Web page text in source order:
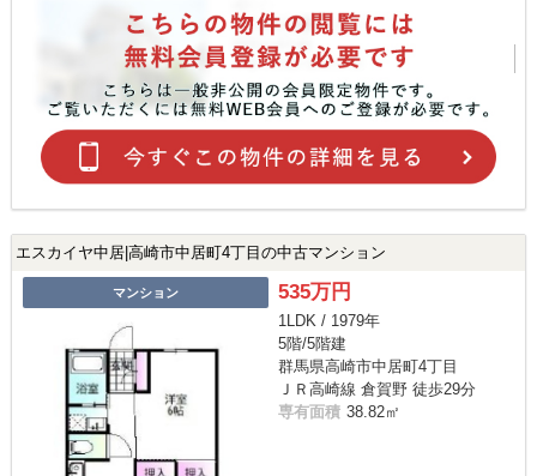
エスカイヤ中居|高崎市中居町4丁目の中古マンション
マンション 535万円
1LDK / 1979年
5階/5階建
群馬県高崎市中居町4丁目
ＪＲ高崎線 倉賀野 徒歩29分
専有面積 38.82㎡